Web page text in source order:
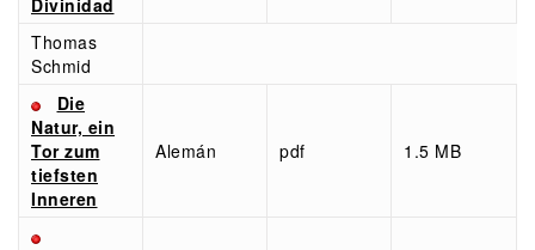
Divinidad
Thomas
Schmid
Die
Natur, ein
Tor zum
tiefsten
Inneren
Alemán pdf 1.5 MB